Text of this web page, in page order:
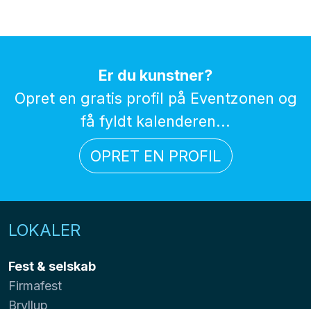
Er du kunstner?
Opret en gratis profil på Eventzonen og
få fyldt kalenderen...
OPRET EN PROFIL
LOKALER
Fest & selskab
Firmafest
Bryllup